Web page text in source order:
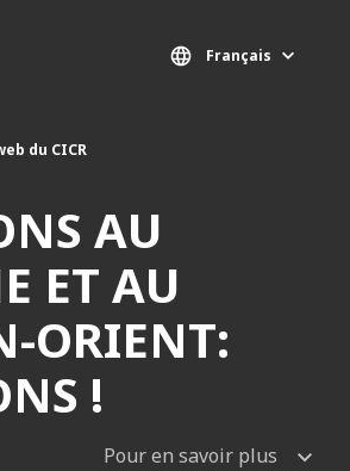
du CICR
Français
AU
ET AU
ORIENT:
!
Pour en savoir plus